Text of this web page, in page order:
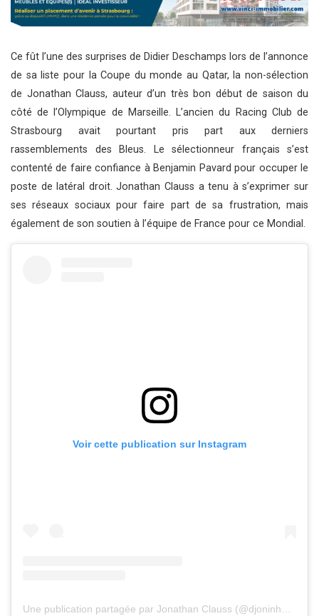
Ce fût l’une des surprises de Didier Deschamps lors de l’annonce
de sa liste pour la Coupe du monde au Qatar, la non-sélection
de Jonathan Clauss, auteur d’un très bon début de saison du
côté de l’Olympique de Marseille. L’ancien du Racing Club de
Strasbourg avait pourtant pris part aux derniers
rassemblements des Bleus. Le sélectionneur français s’est
contenté de faire confiance à Benjamin Pavard pour occuper le
poste de latéral droit. Jonathan Clauss a tenu à s’exprimer sur
ses réseaux sociaux pour faire part de sa frustration, mais
également de son soutien à l’équipe de France pour ce Mondial.
Voir cette publication sur Instagram